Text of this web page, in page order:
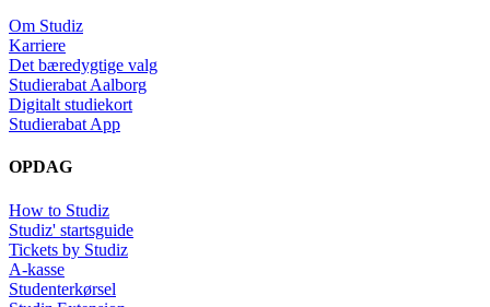
Om Studiz
Karriere
Det bæredygtige valg
Studierabat Aalborg
Digitalt studiekort
Studierabat App
OPDAG
How to Studiz
Studiz' startsguide
Tickets by Studiz
A-kasse
Studenterkørsel